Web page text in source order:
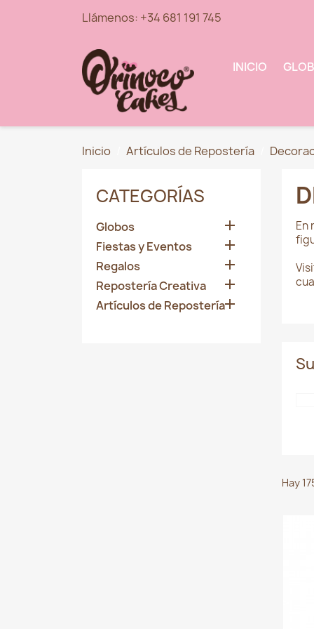
Llámenos: +34 681 191 745
INICIO
Inicio Artículos de Repostería
CATEGORÍAS
Globos 
Fiestas y Eventos 
Regalos 
Repostería Creativa 
Artículos de Repostería
En
Hay